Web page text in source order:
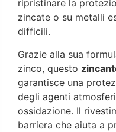
ripristinare la
zincate o su metalli
difficili.
Grazie alla sua
zinco, questo
garantisce una
degli agenti
ossidazione. Il
barriera che aiuta a